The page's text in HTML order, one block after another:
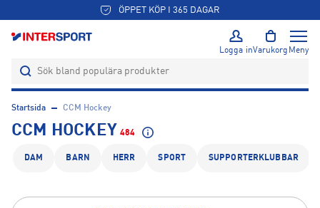
ÖPPET KÖP I 365 DAGAR
Logga inVarukorg Meny
Startsida CCM Hockey
CCM HOCKEY 484
DAM BARN HERR SPORT SUPPORTERKLUBBAR